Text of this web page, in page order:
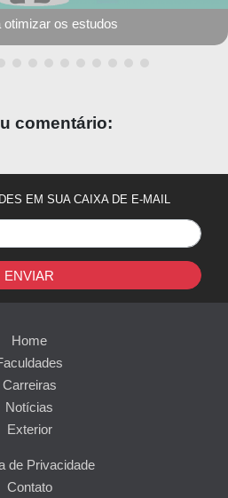
otimizar os estudos
comentário:
EM SUA CAIXA DE E-MAIL
ENVIAR
Home
Carreiras
Notícias
Exterior
de Privacidade
Contato